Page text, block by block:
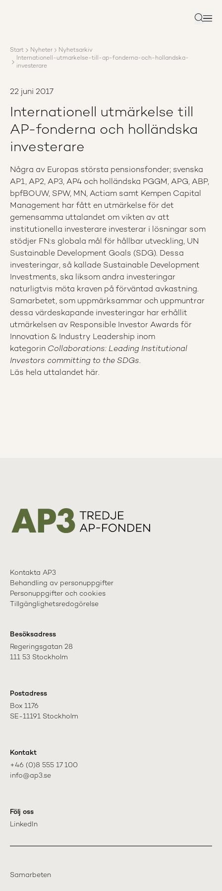
Rapporter
Nyheter
Sök
Start Nyheter
Nyhetsarkiv
Internationell-utmarkelse-till-ap-fonderna-och-hollandska-
investerare
22 juni 2017
Internationell utmärkelse till
AP-fonderna och holländska
investerare
Några av Europas största pensionsfonder; svenska
AP1, AP2, AP3, AP4 och holländska PGGM, APG, ABP,
bpfBOUW, SPW, MN, Actiam samt Kempen Capital
Management har fått en utmärkelse för det
gemensamma uttalandet om vikten av att
institutionella investerare investerar i lösningar som
stödjer FN:s globala mål för hållbar utveckling, UN
Sustainable Development Goals (SDG). Dessa
investeringar, så kallade Sustainable Development
Investments, ska liksom andra investeringar
naturligtvis möta kraven på förväntad avkastning.
Samarbetet, som uppmärksammar och uppmuntrar
dessa värdeskapande investeringar har erhållit
utmärkelsen av Responsible Investor Awards för
Innovation & Industry Leadership inom
kategorin Collaborations: Leading Institutional
Investors committing to the SDGs.
Läs hela uttalandet här.
Kontakta AP3
Behandling av personuppgifter
Personuppgifter och cookies
Tillgänglighetsredogörelse
Besöksadress
Regeringsgatan 28
111 53 Stockholm
Postadress
Box 1176
SE-11191 Stockholm
Kontakt
+46 (0)8 555 17 100
info@ap3.se
Följ oss
LinkedIn
Samarbeten